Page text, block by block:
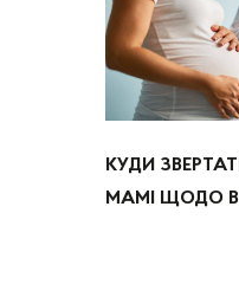
КУДИ
МАМІ ЩОДО